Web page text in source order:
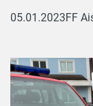
05.01.2023FF